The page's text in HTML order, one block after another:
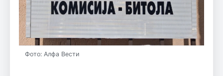
Фото: Алфа Вести